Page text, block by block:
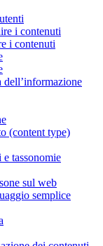
i contenuti
i contenuti
dell’informazione
(content type)
tassonomie
sul web
semplice